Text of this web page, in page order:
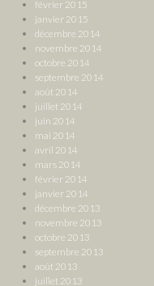
février 2015
janvier 2015
décembre 2014
novembre 2014
octobre 2014
septembre 2014
août 2014
juillet 2014
juin 2014
mai 2014
avril 2014
mars 2014
février 2014
janvier 2014
décembre 2013
novembre 2013
octobre 2013
septembre 2013
août 2013
juillet 2013